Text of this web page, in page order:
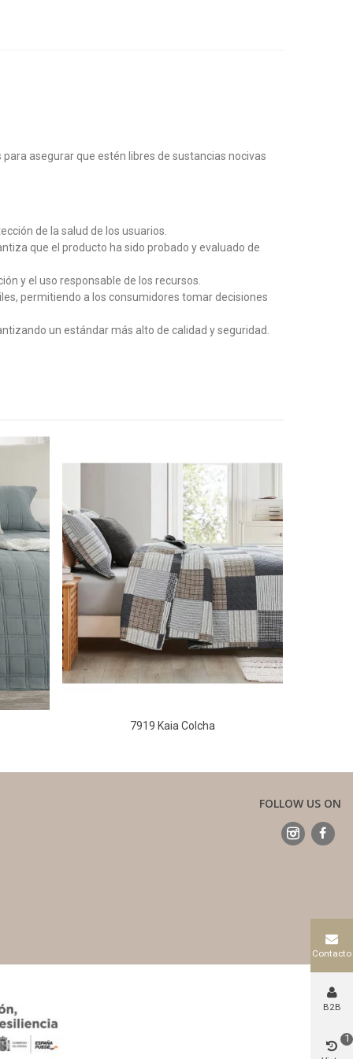
asegurar que estén libres de sustancias nocivas
de la salud de los usuarios.
que el producto ha sido probado y evaluado de
y el uso responsable de los recursos.
permitiendo a los consumidores tomar decisiones
un estándar más alto de calidad y seguridad.
7919 Kaia Colcha
FOLLOW US ON
Contacto
B2B
1